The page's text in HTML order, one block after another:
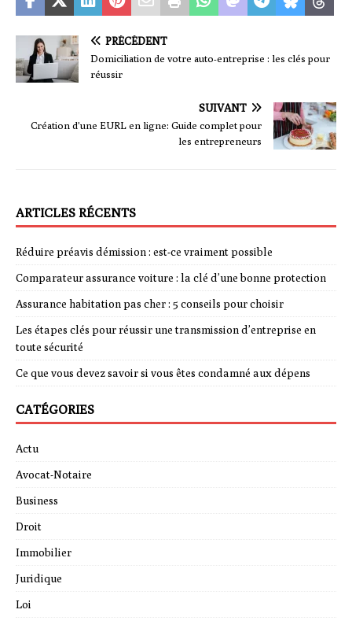
PRÉCÉDENT
Domiciliation de votre auto-entreprise : les clés pour
réussir
SUIVANT
Création d’une EURL en ligne: Guide complet pour
les entrepreneurs
ARTICLES RÉCENTS
Réduire préavis démission : est-ce vraiment possible
Comparateur assurance voiture : la clé d’une bonne protection
Assurance habitation pas cher : 5 conseils pour choisir
Les étapes clés pour réussir une transmission d’entreprise en
toute sécurité
Ce que vous devez savoir si vous êtes condamné aux dépens
CATÉGORIES
Actu
Avocat-Notaire
Business
Droit
Immobilier
Juridique
Loi